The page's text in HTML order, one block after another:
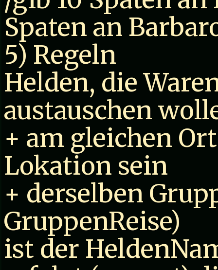
Spaten an
5) Regeln
Helden, die
austauschen
+ am gleichen
Lokation sein
+ derselben
GruppenReise)
ist der